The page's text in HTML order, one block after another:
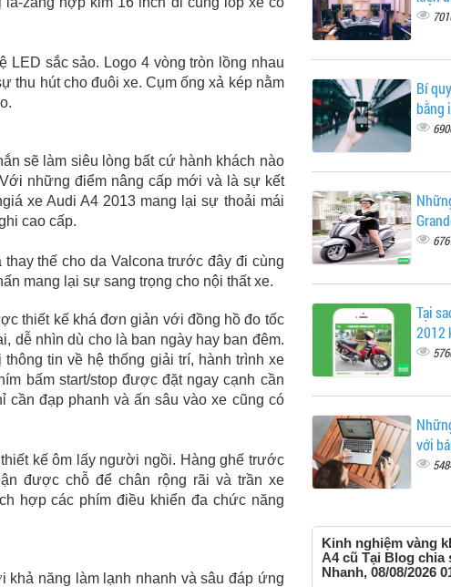
sắc sảo. Logo 4 vòng tròn lồng nhau
thu hút cho đuôi xe. Cụm ống xả kép nằm
sẽ làm siêu lòng bất cứ hành khách nào
những điểm nâng cấp mới và là sự kết
xe Audi A4 2013 mang lại sự thoải mái
cao cấp.
thế cho da Valcona trước đây đi cùng
mang lại sự sang trọng cho nội thất xe.
thiết kế khá đơn giản với đồng hồ đo tốc
dễ nhìn dù cho là ban ngày hay ban đêm.
tin về hệ thống giải trí, hành trình xe
bấm start/stop được đặt ngay cạnh cần
cần đạp phanh và ấn sâu vào xe cũng có
kế ôm lấy người ngồi. Hàng ghế trước
được chỗ để chân rộng rãi và trần xe
hợp các phím điều khiển đa chức năng
khả năng làm lạnh nhanh và sâu đáp ứng
Bí
bằng
Tại
2012
với
Kinh nghiệm vàng
A4 cũ Tại Blog chia
Nhanh, 08/08/2026